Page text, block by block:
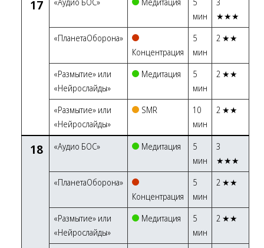
17 «Аудио БОС» Медитация
5
мин
3
★★★
«ПланетаОборона»
Концентрация
5
мин
2 ★★
«Размытие» или
«Нейрослайды»
Медитация
5
мин
2 ★★
«Размытие» или
«Нейрослайды»
SMR
10
мин
2 ★★
18 «Аудио БОС» Медитация
5
мин
3
★★★
«ПланетаОборона»
Концентрация
5
мин
2 ★★
«Размытие» или
«Нейрослайды»
Медитация
5
мин
2 ★★